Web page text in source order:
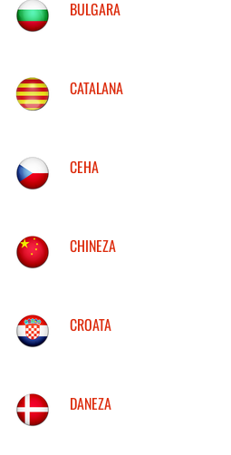
BULGARA
CATALANA
CEHA
CHINEZA
CROATA
DANEZA